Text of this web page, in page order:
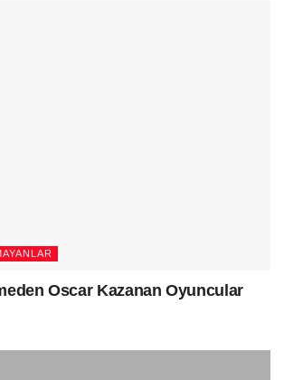
Oscar Kazanan Oyuncular